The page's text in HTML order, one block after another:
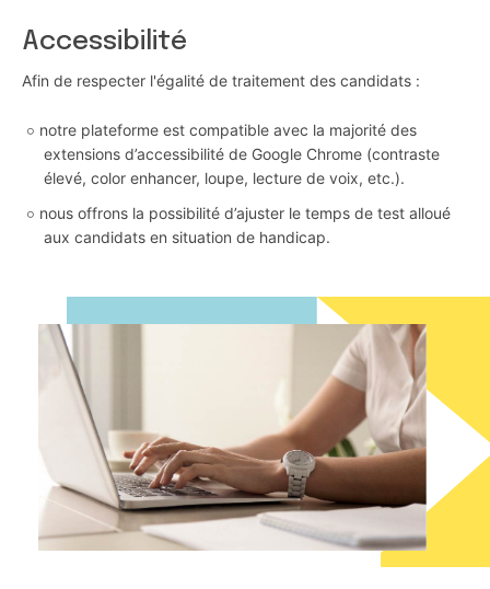
Accessibilité
Afin de respecter l'égalité de traitement des candidats :
notre plateforme est compatible avec la majorité des
extensions d’accessibilité de Google Chrome (contraste
élevé, color enhancer, loupe, lecture de voix, etc.).
nous offrons la possibilité d’ajuster le temps de test alloué
aux candidats en situation de handicap.